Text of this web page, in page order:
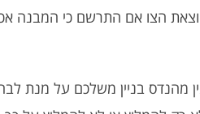
הצו אם התרשם כי המבנה
מהנדס בניין משלכם על מנת